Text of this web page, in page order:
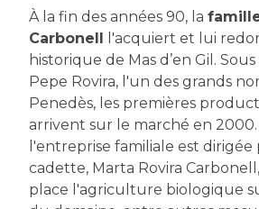
À la fin des années 90, la
Carbonell
l'acquiert et lui
historique de Mas d’en Gil.
Pepe Rovira, l'un des grands
Penedès, les premières
arrivent sur le marché en
l'entreprise familiale est dirigée
cadette, Marta Rovira
place l'agriculture biologique